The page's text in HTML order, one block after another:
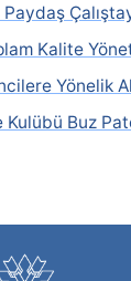
Paydaş
Kalite
Yönelik
Kulübü Buz